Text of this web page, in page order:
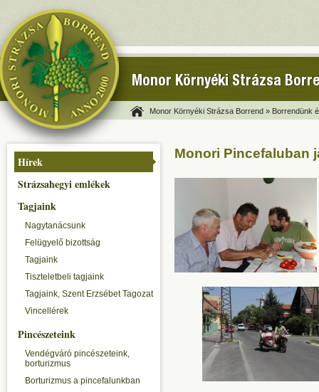
Monor Környéki Strázsa
Monor Környéki Strázsa Borrend » Borrendünk
Hírek
Strázsahegyi emlékek
Tagjaink
Nagytanácsunk
Felügyelő bizottság
Tagjaink
Tiszteletbeli tagjaink
Tagjaink, Szent Erzsébet Tagozat
Vincellérek
Pincészeteink
Vendégváró pincészeteink,
borturizmus
Borturizmus a pincefalunkban
Monori Pincefaluban